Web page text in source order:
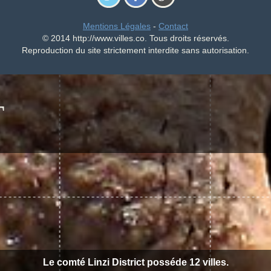
Mentions Légales - Contact
© 2014 http://www.villes.co. Tous droits réservés.
Reproduction du site strictement interdite sans autorisation.
Le comté Linzi District posséde 12 villes.